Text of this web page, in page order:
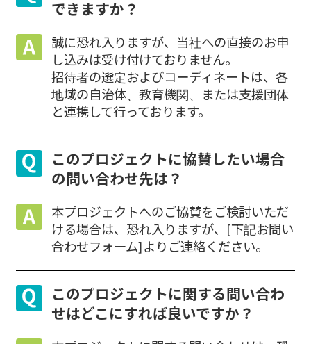
できますか？
誠に恐れ入りますが、当社への直接のお申
し込みは受け付けておりません。
招待者の選定およびコーディネートは、各
地域の自治体、教育機関、または支援団体
と連携して行っております。
このプロジェクトに協賛したい場合
の問い合わせ先は？
本プロジェクトへのご協賛をご検討いただ
ける場合は、恐れ入りますが、[下記お問い
合わせフォーム]よりご連絡ください。
このプロジェクトに関する問い合わ
せはどこにすれば良いですか？